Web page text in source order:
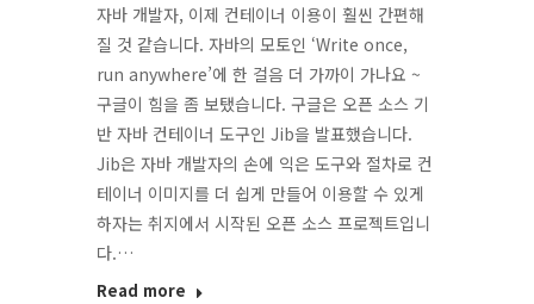
자바 개발자, 이제 컨테이너 이용이 훨씬 간편해
질 것 같습니다. 자바의 모토인 ‘Write once,
run anywhere’에 한 걸음 더 가까이 가나요 ~
구글이 힘을 좀 보탰습니다. 구글은 오픈 소스 기
반 자바 컨테이너 도구인 Jib을 발표했습니다.
Jib은 자바 개발자의 손에 익은 도구와 절차로 컨
테이너 이미지를 더 쉽게 만들어 이용할 수 있게
하자는 취지에서 시작된 오픈 소스 프로젝트입니
다.…
Read more